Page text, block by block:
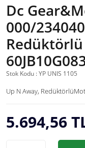
Dc
000/
Stok Kodu : YP UNIS 1105
Up N Away,
5.694,56